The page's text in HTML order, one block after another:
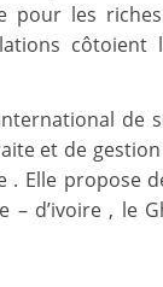
pour les
côtoient
de
et de gestion
Elle propose
d’ivoire , le